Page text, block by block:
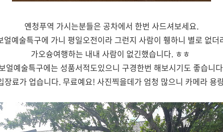
옌청푸역 가시는분들은 공차에서 한번 사드셔보세요.
얼예술특구에 가니 평일오전이라 그런지 사람이 휑하니 별로 없더
가오슝여행하는 내내 사람이 없긴했습니다. ㅎㅎ
얼예술특구에는 성품서적도있으니 구경한번 해보시기도 좋습니
장료가 업습니다. 무료예요! 사진찍을데가 엄청 많으니 카메라 용